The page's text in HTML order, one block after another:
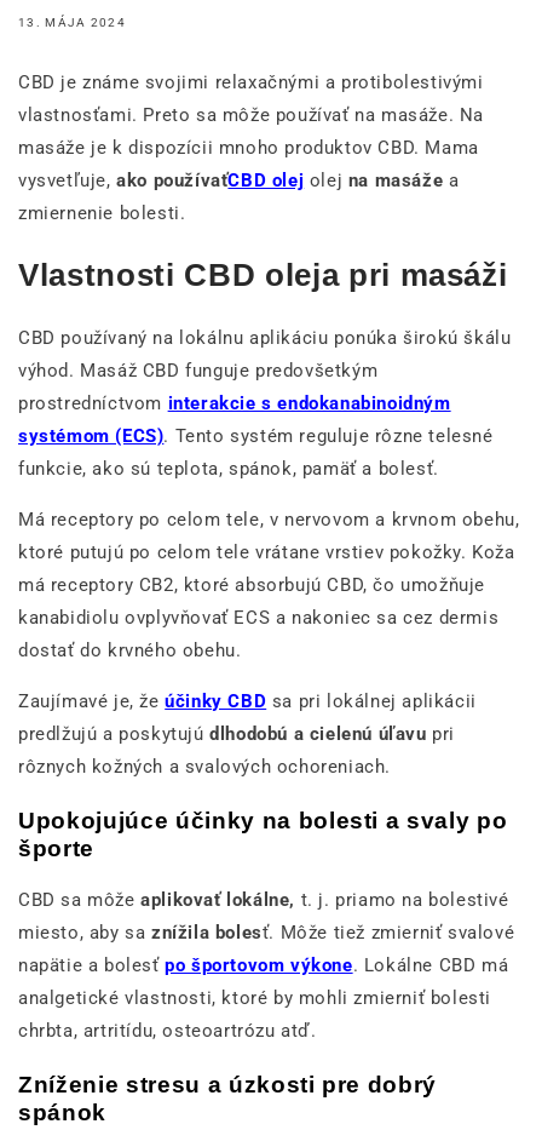
13. MÁJA 2024
CBD je známe svojimi relaxačnými a protibolestivými
vlastnosťami. Preto sa môže používať na masáže. Na
masáže je k dispozícii mnoho produktov CBD. Mama
vysvetľuje, ako používaťCBD olej olej na masáže a
zmiernenie bolesti.
Vlastnosti CBD oleja pri masáži
CBD používaný na lokálnu aplikáciu ponúka širokú škálu
výhod. Masáž CBD funguje predovšetkým
prostredníctvom interakcie s endokanabinoidným
systémom (ECS). Tento systém reguluje rôzne telesné
funkcie, ako sú teplota, spánok, pamäť a bolesť.
Má receptory po celom tele, v nervovom a krvnom obehu,
ktoré putujú po celom tele vrátane vrstiev pokožky. Koža
má receptory CB2, ktoré absorbujú CBD, čo umožňuje
kanabidiolu ovplyvňovať ECS a nakoniec sa cez dermis
dostať do krvného obehu.
Zaujímavé je, žeúčinky CBD sa pri lokálnej aplikácii
predlžujú a poskytujú dlhodobú a cielenú úľavu pri
rôznych kožných a svalových ochoreniach.
Upokojujúce účinky na bolesti a svaly po
športe
CBD sa môžeaplikovať lokálne, t. j. priamo na bolestivé
miesto, aby sa znížila bolesť. Môže tiež zmierniť svalové
napätie a bolesťpo športovom výkone. Lokálne CBD má
analgetické vlastnosti, ktoré by mohli zmierniť bolesti
chrbta, artritídu, osteoartrózu atď.
Zníženie stresu a úzkosti pre dobrý
spánok